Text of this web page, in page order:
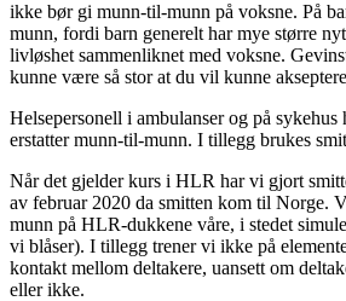
ikke bør gi munn-til-munn på voksne. På
munn, fordi barn generelt har mye større
livløshet sammenliknet med voksne.
kunne være så stor at du vil kunne
Helsepersonell i ambulanser og på
erstatter munn-til-munn. I tillegg brukes
Når det gjelder kurs i HLR har vi gjort
av februar 2020 da smitten kom til Norge.
munn på HLR-dukkene våre, i stedet
vi blåser). I tillegg trener vi ikke på
kontakt mellom deltakere, uansett om
eller ikke.